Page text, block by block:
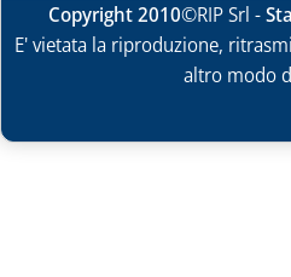
Copyright 2010©RIP Srl -
E' vietata la riproduzione,
altro modo